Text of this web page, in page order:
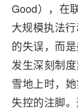
Good），在
大规模执法
的失误，而
发生深刻制
雪地上时，
失控的注脚